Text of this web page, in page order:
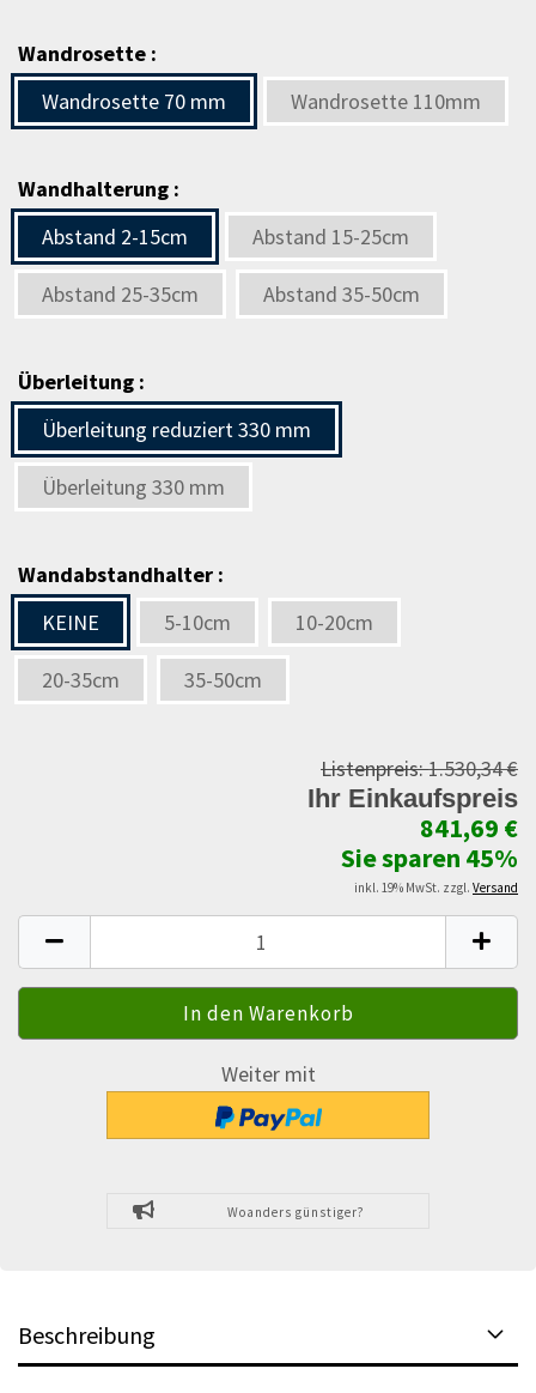
Wandrosette :
Wandrosette 70 mm
Wandrosette 110mm
Wandhalterung :
Abstand 2-15cm
Abstand 15-25cm
Abstand 25-35cm Abstand 35-50cm
Überleitung :
Überleitung reduziert 330 mm
Überleitung 330 mm
Wandabstandhalter :
KEINE
5-10cm 10-20cm
20-35cm 35-50cm
Listenpreis:1.530,34 €
Ihr Einkaufspreis
841,69 €
Sie sparen 45%
inkl. 19% MwSt. zzgl. Versand
Weiter mit
Woanders günstiger?
Beschreibung